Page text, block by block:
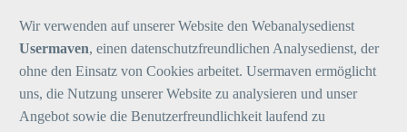
Wir verwenden auf unserer Website den Webanalysedienst
Usermaven, einen datenschutzfreundlichen Analysedienst, der
ohne den Einsatz von Cookies arbeitet. Usermaven ermöglicht
uns, die Nutzung unserer Website zu analysieren und unser
Angebot sowie die Benutzerfreundlichkeit laufend zu